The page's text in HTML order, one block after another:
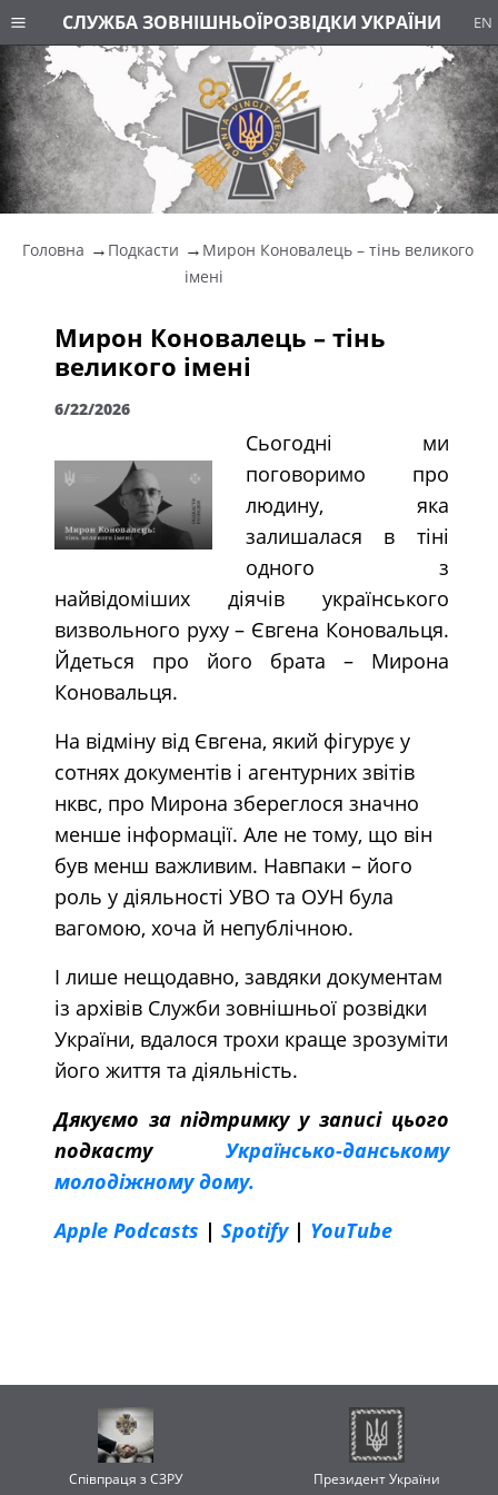
СЛУЖБА ЗОВНІШНЬОЇРОЗВІДКИ УКРАЇНИ EN
Головна Подкасти
Мирон Коновалець – тінь великого
імені
Мирон Коновалець – тінь
великого імені
6/22/2026
Сьогодні ми
поговоримо про
людину, яка
залишалася в тіні
одного з
найвідоміших діячів українського
визвольного руху – Євгена Коновальця.
Йдеться про його брата – Мирона
Коновальця.
На відміну від Євгена, який фігурує у
сотнях документів і агентурних звітів
нквс, про Мирона збереглося значно
менше інформації. Але не тому, що він
був менш важливим. Навпаки – його
роль у діяльності УВО та ОУН була
вагомою, хоча й непублічною.
І лише нещодавно, завдяки документам
із архівів Служби зовнішньої розвідки
України, вдалося трохи краще зрозуміти
його життя та діяльність.
Дякуємо за підтримку у записі цього
подкасту Українсько-данському
молодіжному дому.
Apple Podcasts | Spotify| YouTube
Співпраця з СЗРУ Президент України